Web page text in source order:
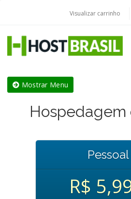
Visualizar carrinho
Mostrar Menu
Hospedagem
Pessoal
R$